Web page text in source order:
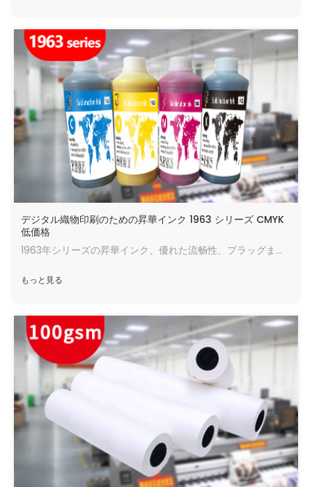
デジタル織物印刷のための昇華インク 1963 シリーズ CMYK
低価格
1963年シリーズの昇華インク、優れた流畅性、プラッグまたは非非有毒で環境に優しい非非毒性および環境に優れた明るい色、良い転送効果の優優れた流動性
もっと見る